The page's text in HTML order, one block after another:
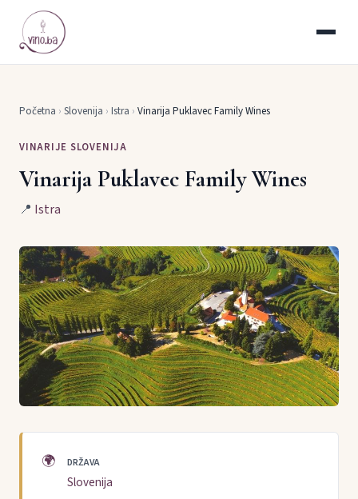
Početna › Slovenija › Istra › Vinarija Puklavec Family Wines
VINARIJE SLOVENIJA
Vinarija Puklavec Family Wines
📍 Istra
🌍 DRŽAVA
Slovenija